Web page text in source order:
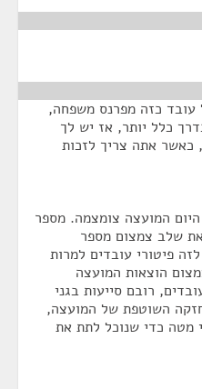
וכל עובד כזה מפרנס משפחה,
כלל יותר, אז יש לך
אוטומטית 300 קולות מתוך 550, כאשר אתה צריך לזכות
המועצה צומצמה. מספר
שלב צמצום מספר
פיטורי עובדים למרות
הוצאות המועצה
– יהיו לא יותר מ-50 עובדים, רובם סייעות בגני
השוטפת של המועצה,
מטה כדי שנוכל לתת את